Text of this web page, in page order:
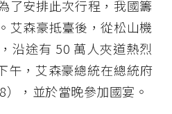
了安排此次行程，我國籌
艾森豪抵臺後，從松山機
沿途有 50 萬人夾道熱烈
午，艾森豪總統在總統府
，並於當晚參加國宴。